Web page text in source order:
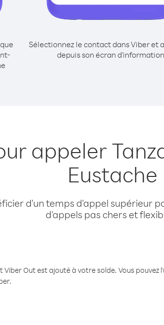
Sélectionnez le contact dans Viber et
depuis son écran
appeler
Eustache
d'un temps d'appel supérieur
d'appels pas chers et
Out est ajouté à votre solde. Vous